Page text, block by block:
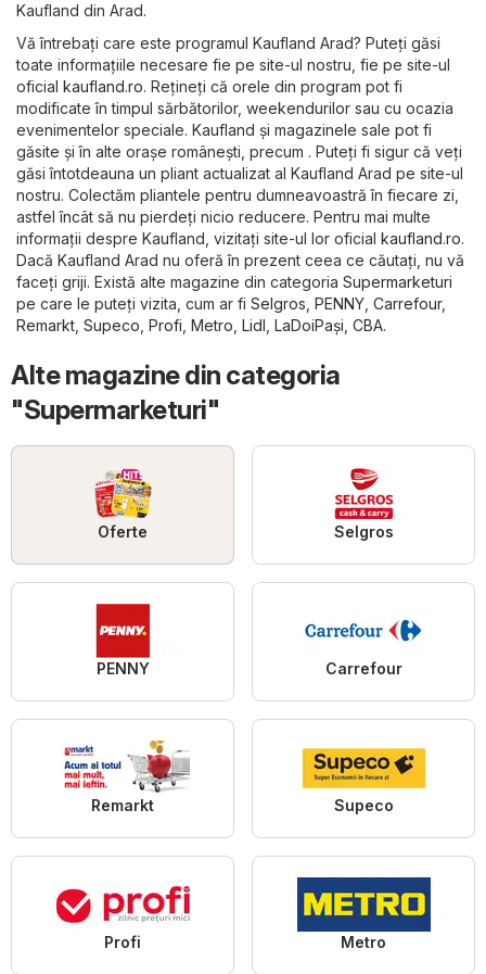
Kaufland din Arad.
Vă întrebați care este programul Kaufland Arad? Puteți găsi
toate informațiile necesare fie pe site-ul nostru, fie pe site-ul
oficial kaufland.ro. Rețineți că orele din program pot fi
modificate în timpul sărbătorilor, weekendurilor sau cu ocazia
evenimentelor speciale. Kaufland și magazinele sale pot fi
găsite și în alte orașe românești, precum . Puteți fi sigur că veți
găsi întotdeauna un pliant actualizat al Kaufland Arad pe site-ul
nostru. Colectăm pliantele pentru dumneavoastră în fiecare zi,
astfel încât să nu pierdeți nicio reducere. Pentru mai multe
informații despre Kaufland, vizitați site-ul lor oficial kaufland.ro.
Dacă Kaufland Arad nu oferă în prezent ceea ce căutați, nu vă
faceți griji. Există alte magazine din categoria Supermarketuri
pe care le puteți vizita, cum ar fi Selgros PENNY Carrefour,
Remarkt Supeco Profi Metro Lidl LaDoiPași CBA.
Alte magazine din categoria
"Supermarketuri"
Oferte Selgros
PENNY Carrefour
Remarkt Supeco
Profi Metro